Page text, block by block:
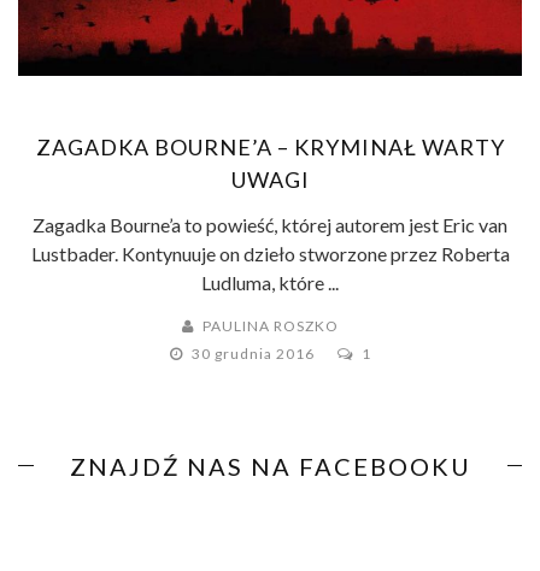
ZAGADKA BOURNE’A – KRYMINAŁ WARTY
UWAGI
Zagadka Bourne’a to powieść, której autorem jest Eric van
Lustbader. Kontynuuje on dzieło stworzone przez Roberta
Ludluma, które ...
PAULINA ROSZKO
30 grudnia 2016
1
ZNAJDŹ NAS NA FACEBOOKU